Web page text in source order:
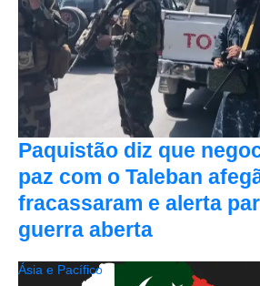
Paquistão diz que
paz com o Taleban
fracassaram e alerta
guerra aberta
Ásia e Pacífico